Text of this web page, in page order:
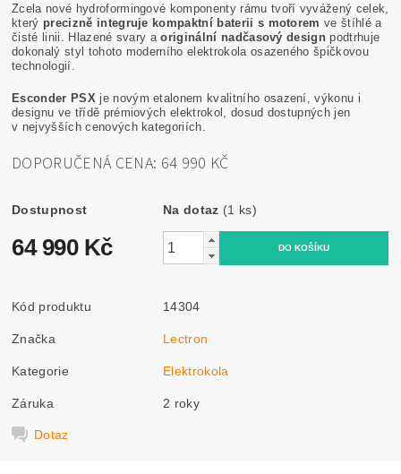
Zcela nové hydroformingové komponenty rámu tvoří vyvážený celek,
který precizně integruje kompaktní baterii s motorem ve štíhlé a
čisté linii. Hlazené svary a originální nadčasový design podtrhuje
dokonalý styl tohoto moderního elektrokola osazeného špičkovou
technologií.
Esconder PSX je novým etalonem kvalitního osazení, výkonu i
designu ve třídě prémiových elektrokol, dosud dostupných jen
v nejvyšších cenových kategoriích.
DOPORUČENÁ CENA: 64 990 KČ
Dostupnost Na dotaz (1 ks)
64 990 Kč
Kód produktu 14304
Značka Lectron
Kategorie Elektrokola
Záruka 2 roky
Dotaz